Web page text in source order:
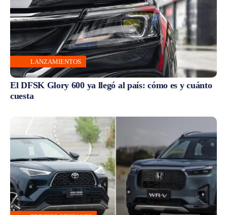
LANZAMIENTOS
El DFSK Glory 600 ya llegó al país: cómo es y cuánto
cuesta